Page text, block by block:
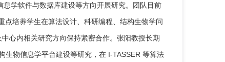
学软件与数据库建设等方向开展研究。团队目前
培养学生在算法设计、科研编程、结构生物学问
心内相关研究方向保持紧密合作。张阳教授长期
生物信息学平台建设等研究，在 I-TASSER 等算法